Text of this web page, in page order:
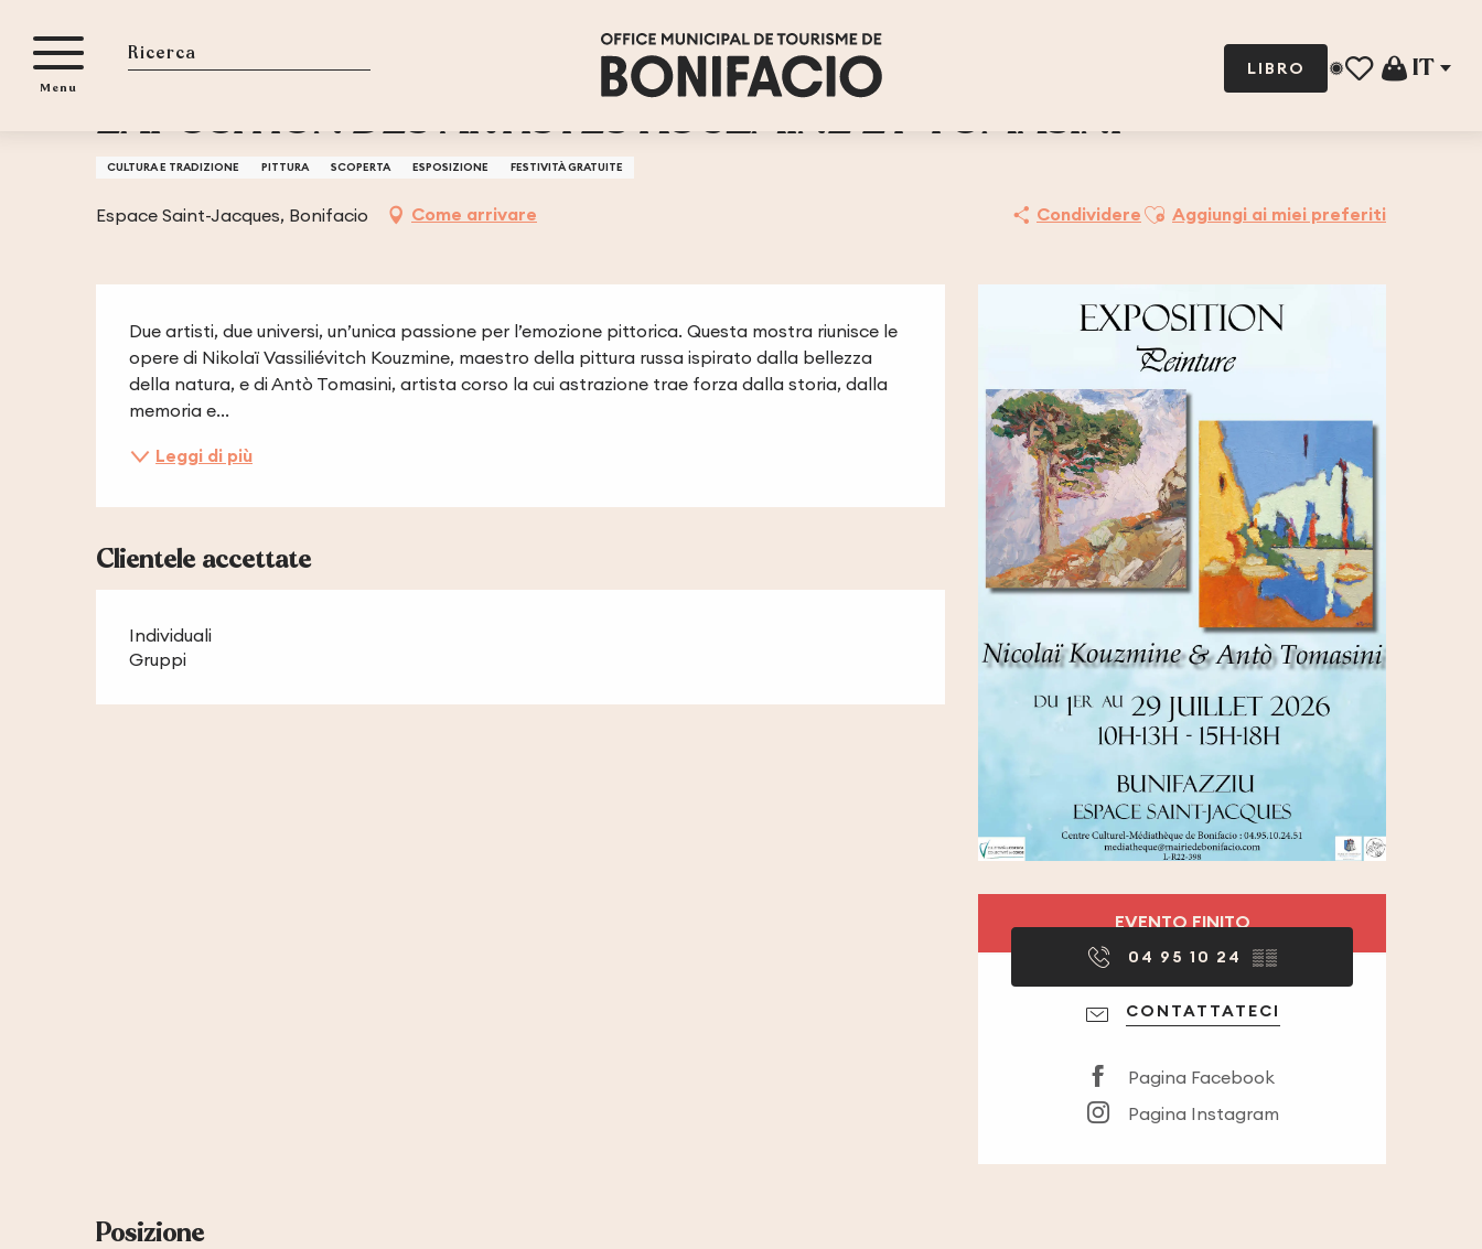
contenu
principal
LIBRO
Ricerca IT
Menu
EXPOSITION DES ARTISTES KOUZMINE ET TOMASINI
CULTURA E TRADIZIONE PITTURA SCOPERTA ESPOSIZIONE FESTIVITÀ GRATUITE
Espace Saint-Jacques, Bonifacio Come arrivare Condividere Ajouter aux favoris
Aggiungi ai miei preferiti
Orari e contatti
EVENTO FINITO
04 95 10 24 ▒▒
CONTATTATECI
Pagina Facebook
Pagina Instagram
Descrizione
Due artisti, due universi, un’unica passione per l’emozione pittorica. Questa mostra riunisce le
opere di Nikolaï Vassiliévitch Kouzmine, maestro della pittura russa ispirato dalla bellezza
della natura, e di Antò Tomasini, artista corso la cui astrazione trae forza dalla storia, dalla
memoria e...
Leggi di più
Clientele accettate
Individuali
Gruppi
Posizione